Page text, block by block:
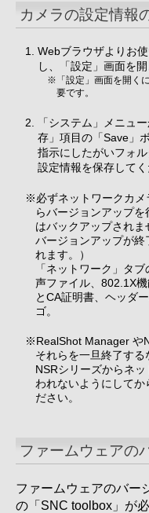
カメラの設定情報
Webブラウザよりお
し、「設定」画面を
※「設定」画面を開く
要です。
「システム」メニュ
存」項目の「Save」
指示にしたがいフォ
設定情報を保存してく
※必ずネットワークカメ
らバージョンアップ
はバックアップされ
バージョンアップが
れます。）
「ネットワーク」タ
声ファイル、802.1X
とCA証明書、ヘッダ
ゴ。
※RealShot Manager や
それらを一旦終了す
NSRシリーズからネ
われないようにしてか
ださい。
ファームウェアの
ファームウェアのバー
の「SNC toolbox」が必